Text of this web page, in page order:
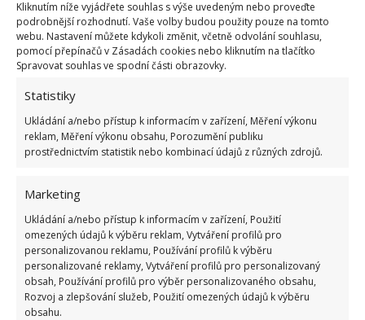
Kliknutím níže vyjádřete souhlas s výše uvedeným nebo proveďte
podrobnější rozhodnutí. Vaše volby budou použity pouze na tomto
webu. Nastavení můžete kdykoli změnit, včetně odvolání souhlasu,
pomocí přepínačů v Zásadách cookies nebo kliknutím na tlačítko
Spravovat souhlas ve spodní části obrazovky.
Statistiky
Ukládání a/nebo přístup k informacím v zařízení, Měření výkonu
reklam, Měření výkonu obsahu, Porozumění publiku
prostřednictvím statistik nebo kombinací údajů z různých zdrojů.
Marketing
Ukládání a/nebo přístup k informacím v zařízení, Použití
omezených údajů k výběru reklam, Vytváření profilů pro
personalizovanou reklamu, Používání profilů k výběru
personalizované reklamy, Vytváření profilů pro personalizovaný
obsah, Používání profilů pro výběr personalizovaného obsahu,
Rozvoj a zlepšování služeb, Použití omezených údajů k výběru
obsahu.